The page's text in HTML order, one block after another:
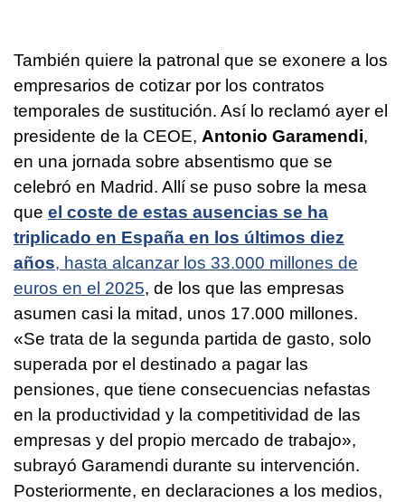
También quiere la patronal que se exonere a los
empresarios de cotizar por los contratos
temporales de sustitución. Así lo reclamó ayer el
presidente de la CEOE, Antonio Garamendi,
en una jornada sobre absentismo que se
celebró en Madrid. Allí se puso sobre la mesa
que el coste de estas ausencias se ha
triplicado en España en los últimos diez
años, hasta alcanzar los 33.000 millones de
euros en el 2025, de los que las empresas
asumen casi la mitad, unos 17.000 millones.
«Se trata de la segunda partida de gasto, solo
superada por el destinado a pagar las
pensiones, que tiene consecuencias nefastas
en la productividad y la competitividad de las
empresas y del propio mercado de trabajo»,
subrayó Garamendi durante su intervención.
Posteriormente, en declaraciones a los medios,